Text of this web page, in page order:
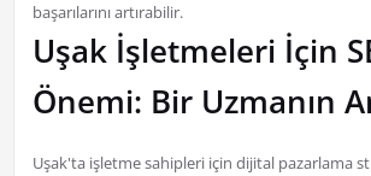
başarılarını artırabilir.
Uşak İşletmeleri İçin
Önemi: Bir Uzmanın
Uşak'ta işletme sahipleri için dijital pazarlama